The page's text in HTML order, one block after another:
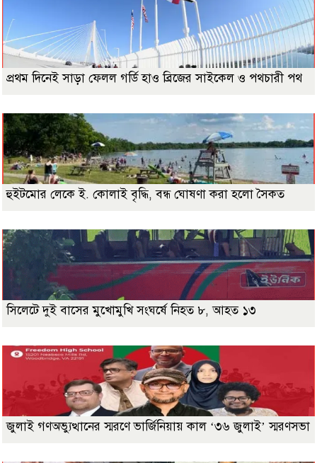
প্রথম দিনেই সাড়া ফেলল গর্ডি হাও ব্রিজের সাইকেল ও পথচারী পথ
হুইটমোর লেকে ই. কোলাই বৃদ্ধি, বন্ধ ঘোষণা করা হলো সৈকত
সিলেটে দুই বাসের মুখোমুখি সংঘর্ষে নিহত ৮, আহত ১৩
জুলাই গণঅভ্যুত্থানের স্মরণে ভার্জিনিয়ায় কাল ‘৩৬ জুলাই’ স্মরণসভা